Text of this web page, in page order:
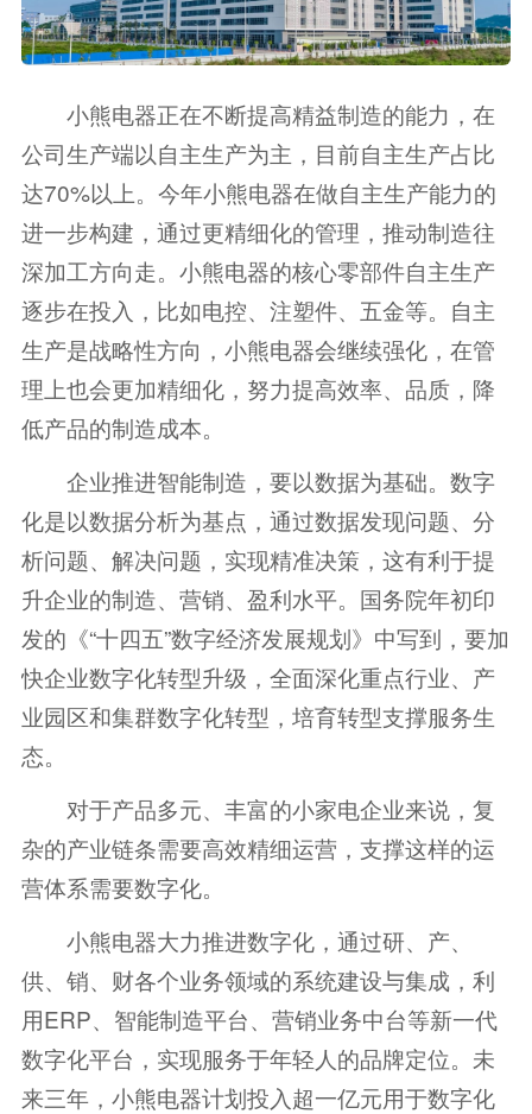
小熊电器正在不断提高精益制造的能力，在
公司生产端以自主生产为主，目前自主生产占比
达70%以上。今年小熊电器在做自主生产能力的
进一步构建，通过更精细化的管理，推动制造往
深加工方向走。小熊电器的核心零部件自主生产
逐步在投入，比如电控、注塑件、五金等。自主
生产是战略性方向，小熊电器会继续强化，在管
理上也会更加精细化，努力提高效率、品质，降
低产品的制造成本。
企业推进智能制造，要以数据为基础。数字
化是以数据分析为基点，通过数据发现问题、分
析问题、解决问题，实现精准决策，这有利于提
升企业的制造、营销、盈利水平。国务院年初印
发的《“十四五”数字经济发展规划》中写到，要加
快企业数字化转型升级，全面深化重点行业、产
业园区和集群数字化转型，培育转型支撑服务生
态。
对于产品多元、丰富的小家电企业来说，复
杂的产业链条需要高效精细运营，支撑这样的运
营体系需要数字化。
小熊电器大力推进数字化，通过研、产、
供、销、财各个业务领域的系统建设与集成，利
用ERP、智能制造平台、营销业务中台等新一代
数字化平台，实现服务于年轻人的品牌定位。未
来三年，小熊电器计划投入超一亿元用于数字化